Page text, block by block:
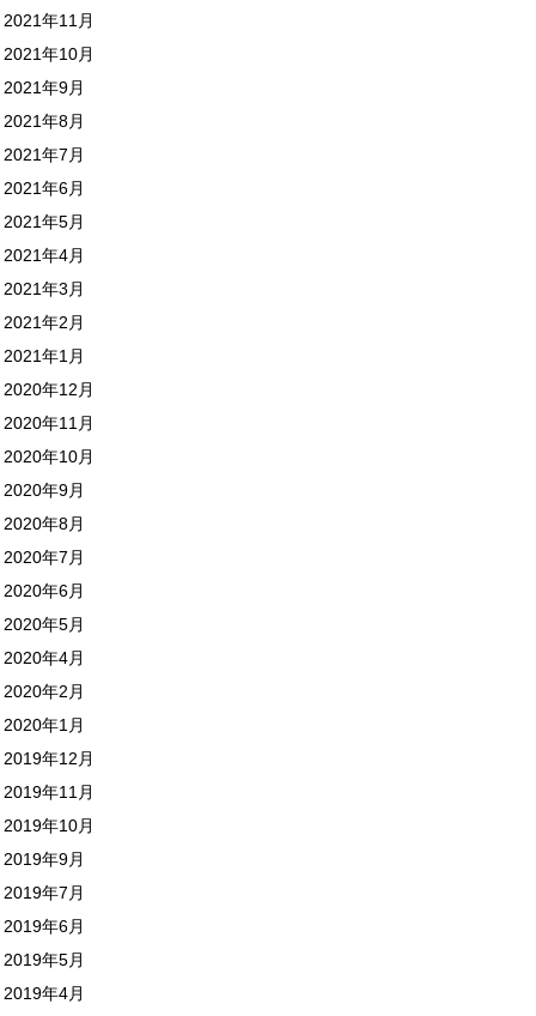
2021年11月
2021年10月
2021年9月
2021年8月
2021年7月
2021年6月
2021年5月
2021年4月
2021年3月
2021年2月
2021年1月
2020年12月
2020年11月
2020年10月
2020年9月
2020年8月
2020年7月
2020年6月
2020年5月
2020年4月
2020年2月
2020年1月
2019年12月
2019年11月
2019年10月
2019年9月
2019年7月
2019年6月
2019年5月
2019年4月